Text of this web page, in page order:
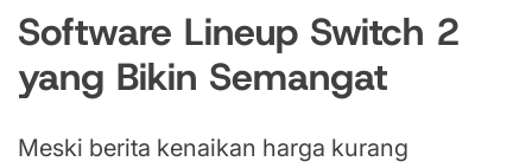
Software Lineup Switch 2
yang Bikin Semangat
Meski berita kenaikan harga kurang